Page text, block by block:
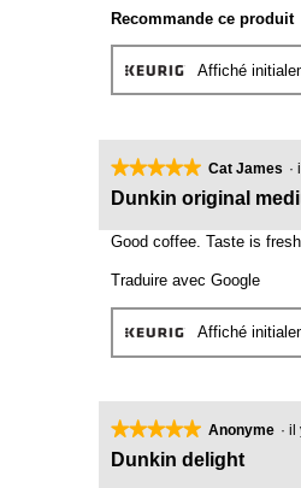
Recommande ce produit
Affiché
★★★★★
★★★★★
5
sur
Cat James ·
Dunkin original
Good coffee. Taste is
Traduire avec Google
Affiché
★★★★★
★★★★★
5
Anonyme · il
Dunkin delight